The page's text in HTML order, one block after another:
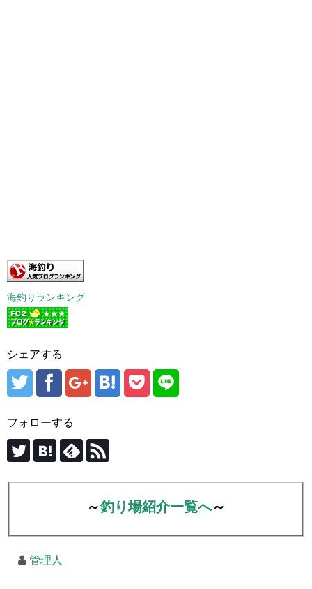
海釣りランキング
シェアする
フォローする
～釣り場紹介一覧へ～
管理人